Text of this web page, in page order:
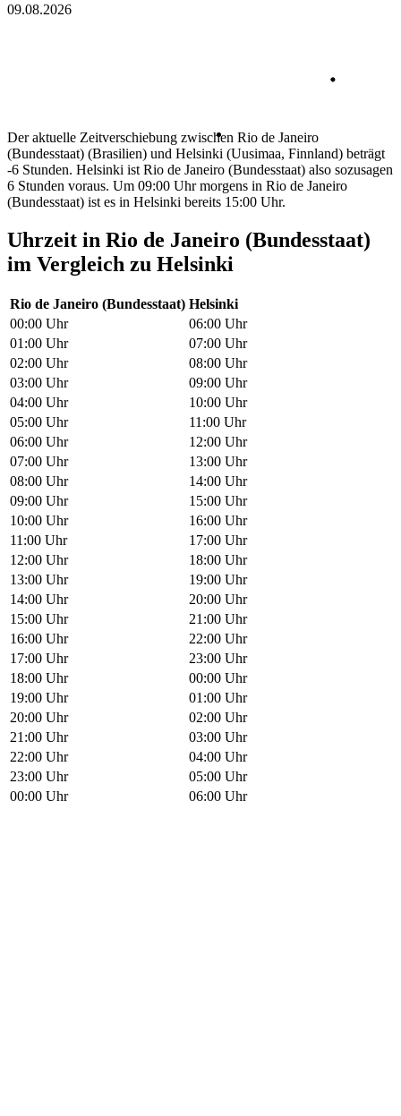
09.08.2026
Der aktuelle Zeitverschiebung zwischen Rio de Janeiro
(Bundesstaat) (Brasilien) und Helsinki (Uusimaa, Finnland) beträgt
-6 Stunden. Helsinki ist Rio de Janeiro (Bundesstaat) also sozusagen
6 Stunden voraus. Um 09:00 Uhr morgens in Rio de Janeiro
(Bundesstaat) ist es in Helsinki bereits 15:00 Uhr.
Uhrzeit in Rio de Janeiro (Bundesstaat)
im Vergleich zu Helsinki
Rio de Janeiro (Bundesstaat) Helsinki
00:00 Uhr
06:00 Uhr
01:00 Uhr
07:00 Uhr
02:00 Uhr
08:00 Uhr
03:00 Uhr
09:00 Uhr
04:00 Uhr
10:00 Uhr
05:00 Uhr
11:00 Uhr
06:00 Uhr
12:00 Uhr
07:00 Uhr
13:00 Uhr
08:00 Uhr
14:00 Uhr
09:00 Uhr
15:00 Uhr
10:00 Uhr
16:00 Uhr
11:00 Uhr
17:00 Uhr
12:00 Uhr
18:00 Uhr
13:00 Uhr
19:00 Uhr
14:00 Uhr
20:00 Uhr
15:00 Uhr
21:00 Uhr
16:00 Uhr
22:00 Uhr
17:00 Uhr
23:00 Uhr
18:00 Uhr
00:00 Uhr
19:00 Uhr
01:00 Uhr
20:00 Uhr
02:00 Uhr
21:00 Uhr
03:00 Uhr
22:00 Uhr
04:00 Uhr
23:00 Uhr
05:00 Uhr
00:00 Uhr
06:00 Uhr